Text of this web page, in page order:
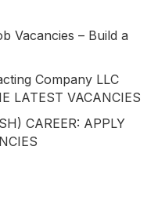
Vacancies – Build a
Company LLC
LATEST VACANCIES
CAREER: APPLY